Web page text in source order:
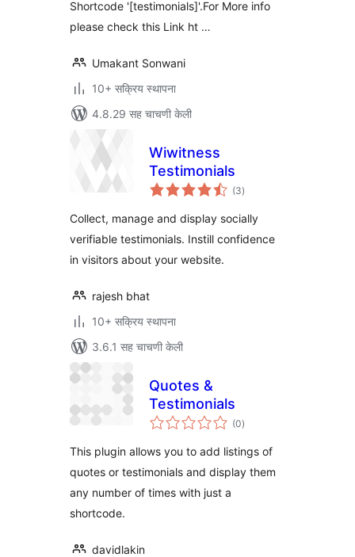
Shortcode '[testimonials]'.For More info
please check this Link ht …
Umakant Sonwani
10+ सक्रिय स्थापना
4.8.29 सह चाचणी केली
Wiwitness
Testimonials
(3एकूण
मूल्यांकन
)
Collect, manage and display socially
verifiable testimonials. Instill confidence
in visitors about your website.
rajesh bhat
10+ सक्रिय स्थापना
3.6.1 सह चाचणी केली
Quotes &
Testimonials
(0एकूण
मूल्यांकन
)
This plugin allows you to add listings of
quotes or testimonials and display them
any number of times with just a
shortcode.
davidlakin